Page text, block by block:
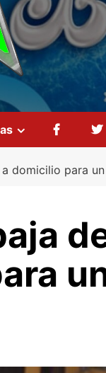
domicilio para